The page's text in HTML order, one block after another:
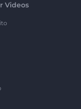
Videos